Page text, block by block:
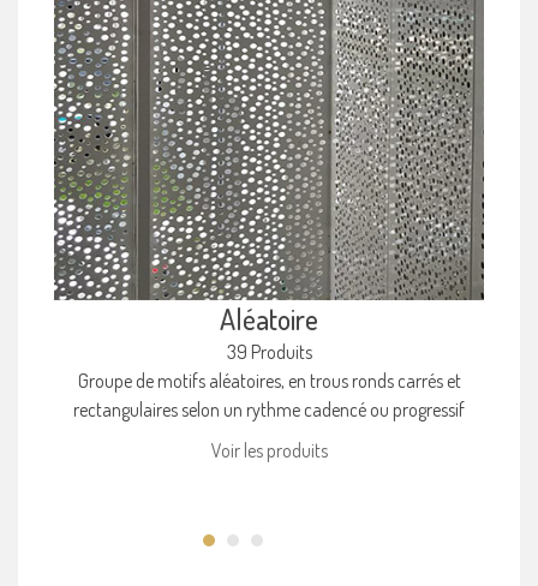
Aléatoire
39 Produits
Groupe de motifs aléatoires, en trous ronds carrés et
rectangulaires selon un rythme cadencé ou progressif
Voir les produits